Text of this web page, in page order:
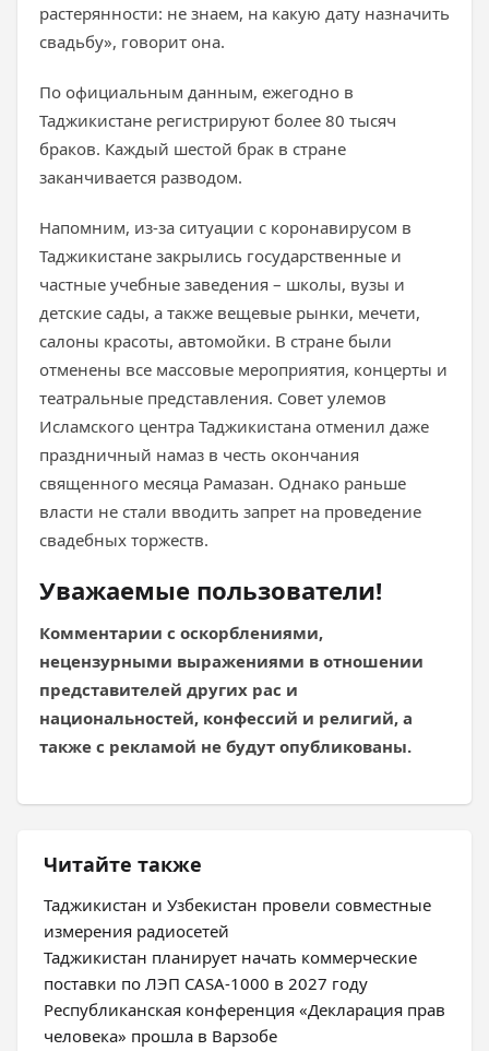
растерянности: не знаем, на какую дату назначить
свадьбу», говорит она.
По официальным данным, ежегодно в
Таджикистане регистрируют более 80 тысяч
браков. Каждый шестой брак в стране
заканчивается разводом.
Напомним, из-за ситуации с коронавирусом в
Таджикистане закрылись государственные и
частные учебные заведения – школы, вузы и
детские сады, а также вещевые рынки, мечети,
салоны красоты, автомойки. В стране были
отменены все массовые мероприятия, концерты и
театральные представления. Совет улемов
Исламского центра Таджикистана отменил даже
праздничный намаз в честь окончания
священного месяца Рамазан. Однако раньше
власти не стали вводить запрет на проведение
свадебных торжеств.
Уважаемые пользователи!
Комментарии с оскорблениями,
нецензурными выражениями в отношении
представителей других рас и
национальностей, конфессий и религий, а
также с рекламой не будут опубликованы.
Читайте также
Таджикистан и Узбекистан провели совместные
измерения радиосетей
Таджикистан планирует начать коммерческие
поставки по ЛЭП CASA-1000 в 2027 году
Республиканская конференция «Декларация прав
человека» прошла в Варзобе